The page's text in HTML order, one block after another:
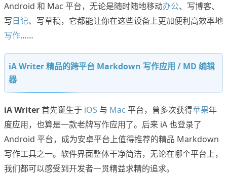
Android 和 Mac 平台，无论是随时随地移动办公、写博客、
写日记、写草稿，它都能让你在这些设备上更加便利高效率地
写作……
iA Writer 精品的跨平台 Markdown 写作应用 / MD 编辑
器
iA Writer首先诞生于 iOS 与 Mac 平台，曾多次获得苹果年
度应用，也算是一款老牌写作应用了。后来 iA 也登录了
Android 平台，成为安卓平台上值得推荐的精品 Markdown
写作工具之一。软件界面整体干净简洁，无论在哪个平台上，
我们都可以感受到开发者一贯精益求精的追求。